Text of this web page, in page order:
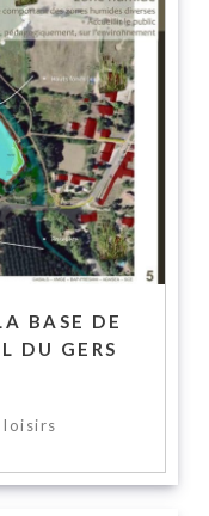
BASE DE
DU GERS
loisirs